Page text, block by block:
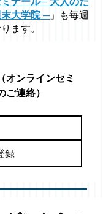
大学院 ─」も毎週
ます。
オンラインセミ
連絡）
録